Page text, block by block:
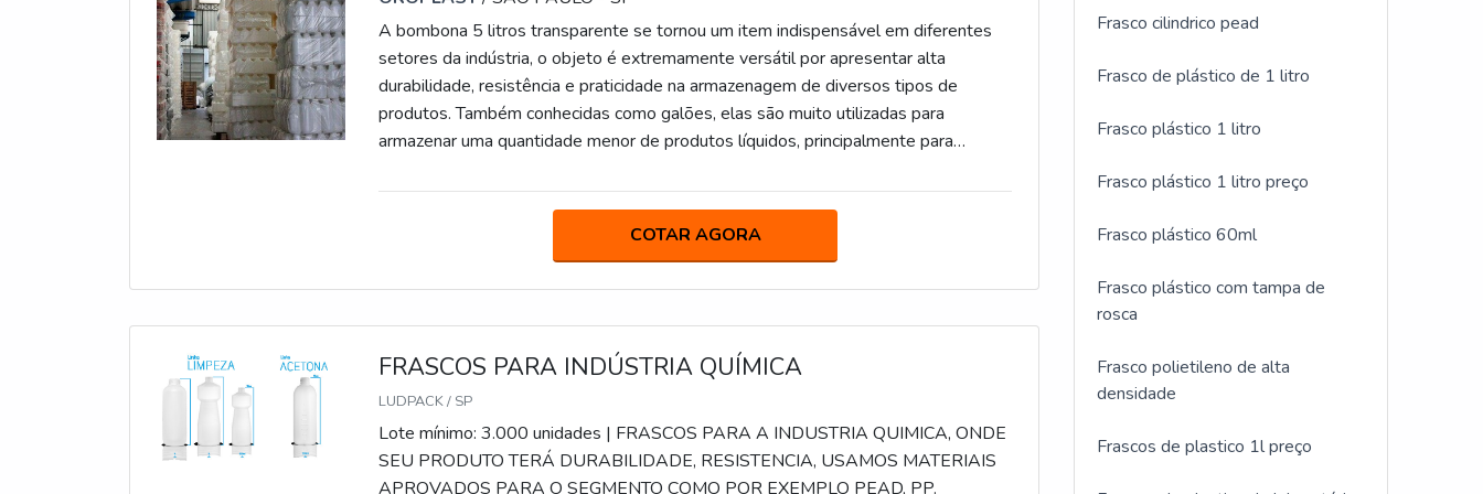
A bombona 5 litros transparente se tornou um item indispensável em diferentes
setores da indústria, o objeto é extremamente versátil por apresentar alta
durabilidade, resistência e praticidade na armazenagem de diversos tipos de
produtos. Também conhecidas como galões, elas são muito utilizadas para
armazenar uma quantidade menor de produtos líquidos, principalmente para
DAS EMBALAGENS Esse modelo de embalagem é um dos ma
COTAR AGORA
FRASCOS PARA INDÚSTRIA QUÍMICA
LUDPACK / SP
Lote mínimo: 3.000 unidades | FRASCOS PARA A INDUSTRIA QUIMICA, ONDE
SEU PRODUTO TERÁ DURABILIDADE, RESISTENCIA, USAMOS MATERIAIS
APROVADOS PARA O SEGMENTO COMO POR EXEMPLO PEAD, PP.
Frasco cilindrico pead
Frasco de plástico de 1 litro
Frasco plástico 1 litro
Frasco plástico 1 litro preço
Frasco plástico 60ml
Frasco plástico com tampa de
rosca
Frasco polietileno de alta
densidade
Frascos de plastico 1l preço